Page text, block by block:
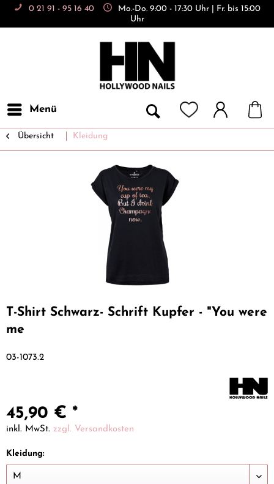
0 21 91 - 95 16 40
Mo.-Do. 9:00 - 17:30 Uhr | Fr. bis 15:00
Uhr
Menü
Übersicht Kleidung
T-Shirt Schwarz- Schrift Kupfer - "You were
me
03-1073.2
45,90 € *
inkl. MwSt. zzgl. Versandkosten
Kleidung: